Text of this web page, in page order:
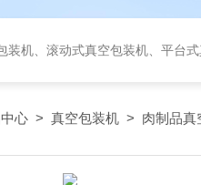
动式真空包装机、平台式真空包装机、大米定量
心 > 真空包装机 > 肉制品真